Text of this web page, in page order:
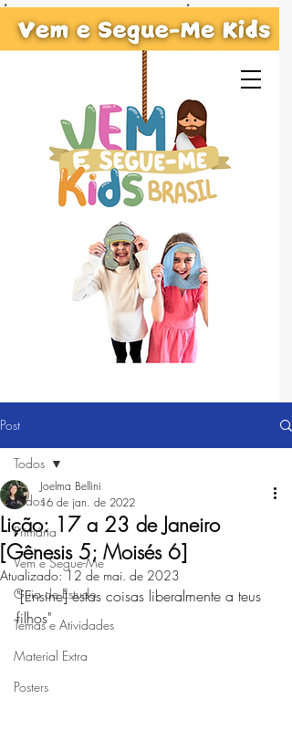
Post
Todos
Primária
Vem e Segue-Me
Guia de Estudo
Temas e Atividades
Material Extra
Posters
Todos
Lição: 17 a 23 de Janeiro
[Gênesis 5; Moisés 6]
Joelma Bellini
16 de jan. de 2022
Atualizado:12 de mai. de 2023
"[Ensine] estas coisas liberalmente a teus
filhos"